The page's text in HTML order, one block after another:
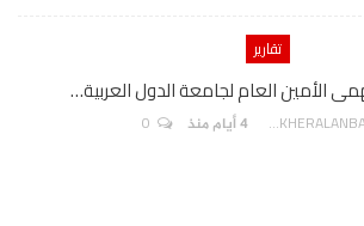
تقارير
الأمين العام لجامعة الدول العربية…
AKHERALANBAAEG 4 أيام منذ